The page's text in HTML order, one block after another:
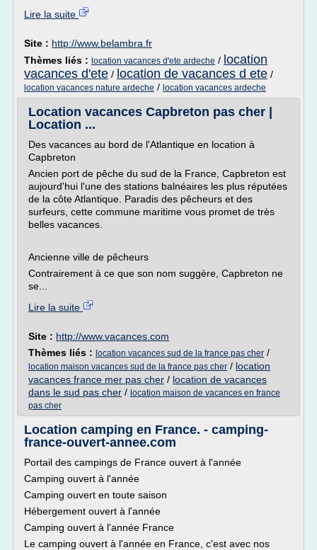
Lire la suite
Site : http://www.belambra.fr
Thèmes liés : location vacances d'ete ardeche / location
vacances d'ete / location de vacances d ete /
location vacances nature ardeche / location vacances ardeche
Location vacances Capbreton pas cher |
Location ...
Des vacances au bord de l'Atlantique en location à
Capbreton
Ancien port de pêche du sud de la France, Capbreton est
aujourd'hui l'une des stations balnéaires les plus réputées
de la côte Atlantique. Paradis des pêcheurs et des
surfeurs, cette commune maritime vous promet de très
belles vacances.
Ancienne ville de pêcheurs
Contrairement à ce que son nom suggère, Capbreton ne
se...
Lire la suite
Site : http://www.vacances.com
Thèmes liés : location vacances sud de la france pas cher /
location maison vacances sud de la france pas cher / location
vacances france mer pas cher / location de vacances
dans le sud pas cher / location maison de vacances en france
pas cher
Location camping en France. - camping-
france-ouvert-annee.com
Portail des campings de France ouvert à l'année
Camping ouvert à l'année
Camping ouvert en toute saison
Hébergement ouvert à l'année
Camping ouvert à l'année France
Le camping ouvert à l'année en France, c'est avec nos